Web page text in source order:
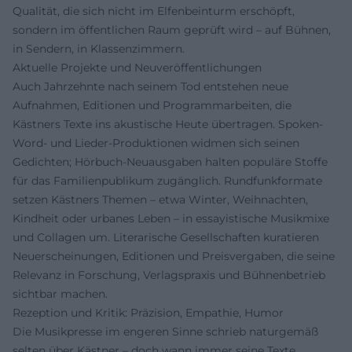
Qualität, die sich nicht im Elfenbeinturm erschöpft,
sondern im öffentlichen Raum geprüft wird – auf Bühnen,
in Sendern, in Klassenzimmern.
Aktuelle Projekte und Neuveröffentlichungen
Auch Jahrzehnte nach seinem Tod entstehen neue
Aufnahmen, Editionen und Programmarbeiten, die
Kästners Texte ins akustische Heute übertragen. Spoken-
Word- und Lieder-Produktionen widmen sich seinen
Gedichten; Hörbuch-Neuausgaben halten populäre Stoffe
für das Familienpublikum zugänglich. Rundfunkformate
setzen Kästners Themen – etwa Winter, Weihnachten,
Kindheit oder urbanes Leben – in essayistische Musikmixe
und Collagen um. Literarische Gesellschaften kuratieren
Neuerscheinungen, Editionen und Preisvergaben, die seine
Relevanz in Forschung, Verlagspraxis und Bühnenbetrieb
sichtbar machen.
Rezeption und Kritik: Präzision, Empathie, Humor
Die Musikpresse im engeren Sinne schrieb naturgemäß